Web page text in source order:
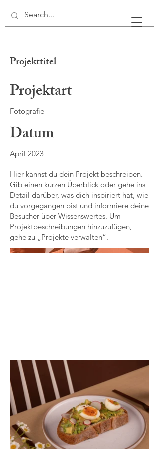
Projekttitel
Projektart
Fotografie
Datum
April 2023
Hier kannst du dein Projekt beschreiben.
Gib einen kurzen Überblick oder gehe ins
Detail darüber, was dich inspiriert hat, wie
du vorgegangen bist und informiere deine
Besucher über Wissenswertes. Um
Projektbeschreibungen hinzuzufügen,
gehe zu „Projekte verwalten“.